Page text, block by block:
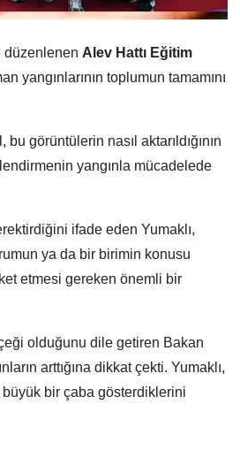
düzenlenen Alev Hattı Eğitim
yangınlarının toplumun tamamını
görüntülerin nasıl aktarıldığının
yangınla mücadelede
ifade eden Yumaklı,
ya da bir birimin konusu
etmesi gereken önemli bir
olduğunu dile getiren Bakan
arttığına dikkat çekti. Yumaklı,
büyük bir çaba gösterdiklerini